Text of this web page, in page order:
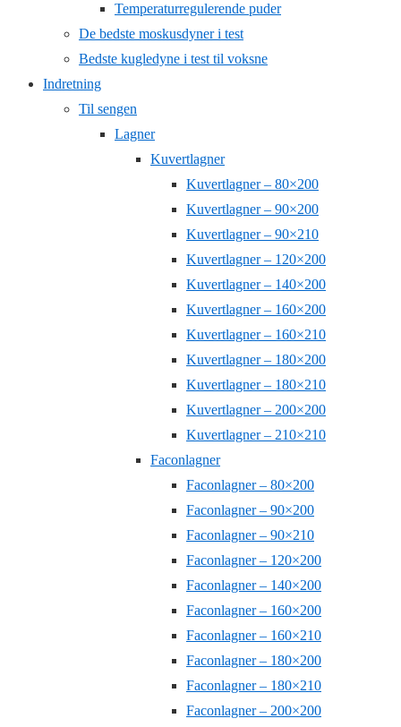
Temperaturregulerende puder
De bedste moskusdyner i test
Bedste kugledyne i test til voksne
Indretning
Til sengen
Lagner
Kuvertlagner
Kuvertlagner – 80×200
Kuvertlagner – 90×200
Kuvertlagner – 90×210
Kuvertlagner – 120×200
Kuvertlagner – 140×200
Kuvertlagner – 160×200
Kuvertlagner – 160×210
Kuvertlagner – 180×200
Kuvertlagner – 180×210
Kuvertlagner – 200×200
Kuvertlagner – 210×210
Faconlagner
Faconlagner – 80×200
Faconlagner – 90×200
Faconlagner – 90×210
Faconlagner – 120×200
Faconlagner – 140×200
Faconlagner – 160×200
Faconlagner – 160×210
Faconlagner – 180×200
Faconlagner – 180×210
Faconlagner – 200×200